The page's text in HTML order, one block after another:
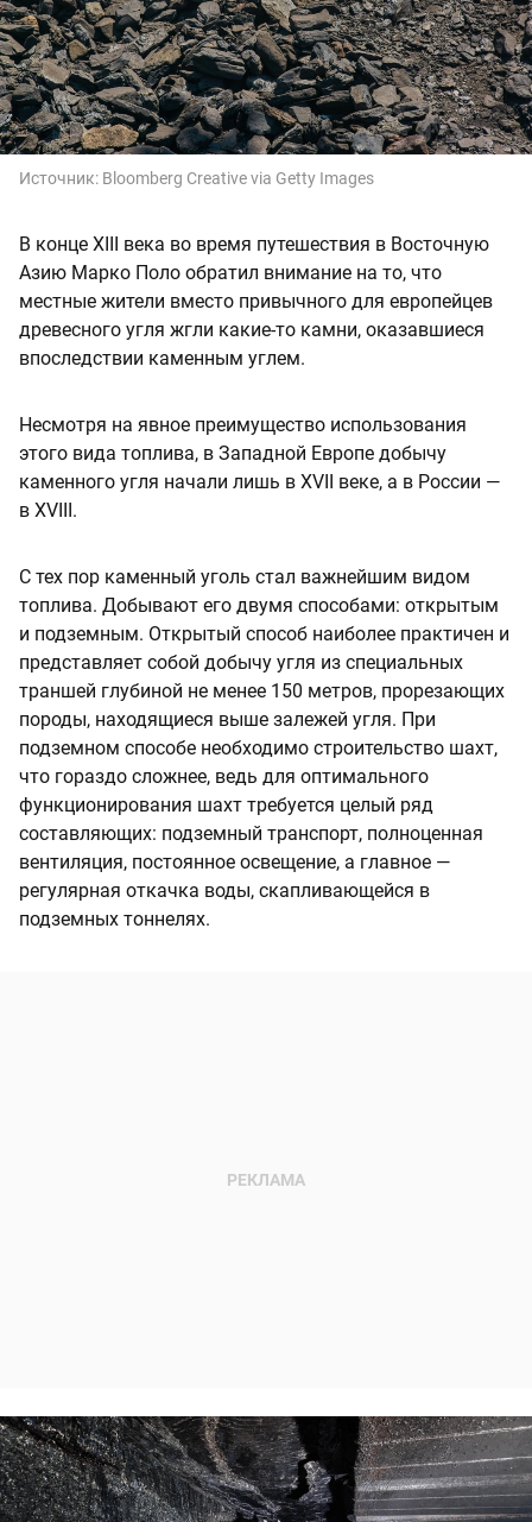
Источник: Bloomberg Creative via Getty Images
В конце XIII века во время путешествия в Восточную
Азию Марко Поло обратил внимание на то, что
местные жители вместо привычного для европейцев
древесного угля жгли какие-то камни, оказавшиеся
впоследствии каменным углем.
Несмотря на явное преимущество использования
этого вида топлива, в Западной Европе добычу
каменного угля начали лишь в XVII веке, а в России —
в XVIII.
С тех пор каменный уголь стал важнейшим видом
топлива. Добывают его двумя способами: открытым
и подземным. Открытый способ наиболее практичен и
представляет собой добычу угля из специальных
траншей глубиной не менее 150 метров, прорезающих
породы, находящиеся выше залежей угля. При
подземном способе необходимо строительство шахт,
что гораздо сложнее, ведь для оптимального
функционирования шахт требуется целый ряд
составляющих: подземный транспорт, полноценная
вентиляция, постоянное освещение, а главное —
регулярная откачка воды, скапливающейся в
подземных тоннелях.